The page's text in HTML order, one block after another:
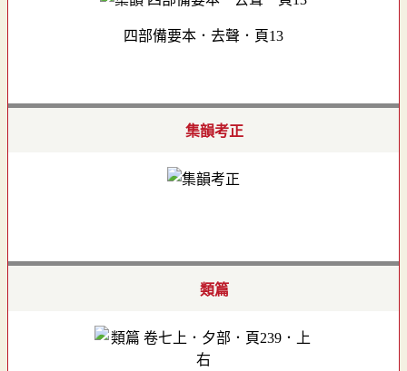
四部備要本．去聲．頁13
集韻考正
類篇